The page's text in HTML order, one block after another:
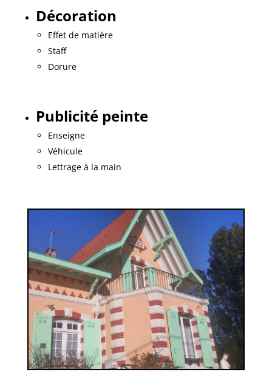
Décoration
Effet de matière
Staff
Dorure
Publicité peinte
Enseigne
Véhicule
Lettrage à la main